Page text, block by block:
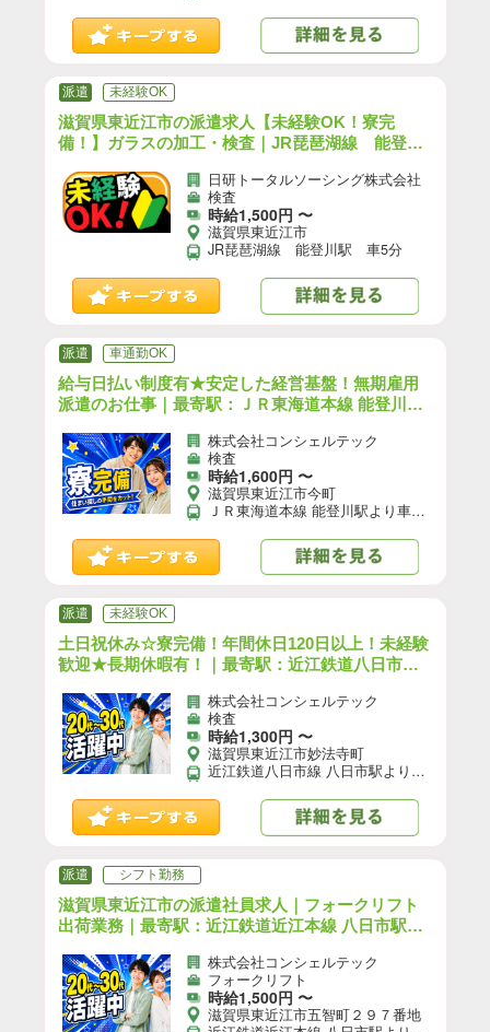
派遣 未経験OK
滋賀県東近江市の派遣求人【未経験OK！寮完
備！】ガラスの加工・検査｜JR琵琶湖線 能登川
日研トータルソーシング株式会社
検査
時給1,500円 〜
滋賀県東近江市
JR琵琶湖線 能登川駅 車5分
派遣 車通勤OK
給与日払い制度有★安定した経営基盤！無期雇用
派遣のお仕事｜最寄駅：ＪＲ東海道本線 能登川駅
株式会社コンシェルテック
検査
時給1,600円 〜
滋賀県東近江市今町
ＪＲ東海道本線 能登川駅より車6分 通勤手段：バイク/自転車/公共交通機関
派遣 未経験OK
土日祝休み☆寮完備！年間休日120日以上！未経験
歓迎★長期休暇有！｜最寄駅：近江鉄道八日市線
株式会社コンシェルテック
検査
時給1,300円 〜
滋賀県東近江市妙法寺町
近江鉄道八日市線 八日市駅より車10分／通勤手段：徒歩\車\自転車\バイク
派遣 シフト勤務
滋賀県東近江市の派遣社員求人｜フォークリフト
出荷業務｜最寄駅：近江鉄道近江本線 八日市駅よ
株式会社コンシェルテック
フォークリフト
時給1,500円 〜
滋賀県東近江市五智町２９７番地